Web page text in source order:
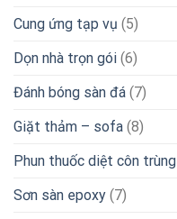
Cung ứng tạp vụ (5)
Dọn nhà trọn gói (6)
Đánh bóng sàn đá (7)
Giặt thảm – sofa (8)
Phun thuốc diệt côn trùng
Sơn sàn epoxy (7)